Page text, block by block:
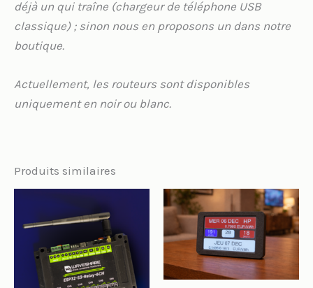
déjà un qui traîne (chargeur de téléphone USB
classique) ; sinon nous en proposons un dans notre
boutique.
Actuellement, les routeurs sont disponibles
uniquement en noir ou blanc.
Produits similaires